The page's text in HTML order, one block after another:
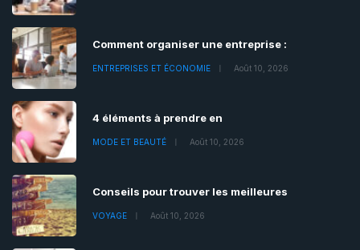
Comment organiser une entreprise :
ENTREPRISES ET ÉCONOMIE Août 10, 2026
4 éléments à prendre en
MODE ET BEAUTÉ Août 10, 2026
Conseils pour trouver les meilleures
VOYAGE Août 10, 2026